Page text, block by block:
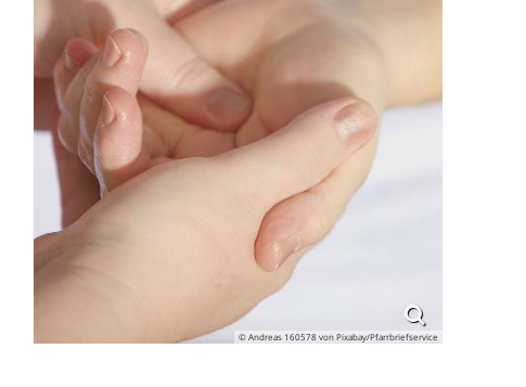
© Andreas 160578 von Pixabay/Pfarrbriefservice